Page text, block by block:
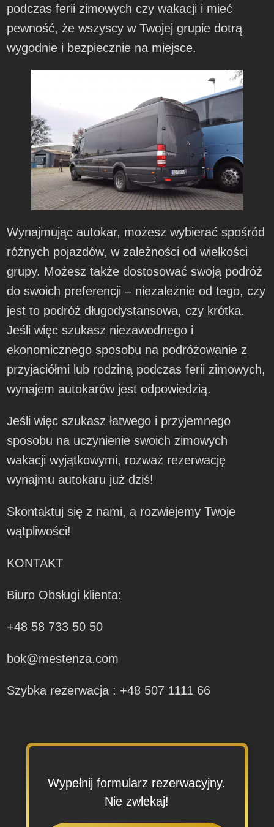
podczas ferii zimowych czy wakacji i mieć
pewność, że wszyscy w Twojej grupie dotrą
wygodnie i bezpiecznie na miejsce.
Wynajmując autokar, możesz wybierać spośród
różnych pojazdów, w zależności od wielkości
grupy. Możesz także dostosować swoją podróż
do swoich preferencji – niezależnie od tego, czy
jest to podróż długodystansowa, czy krótka.
Jeśli więc szukasz niezawodnego i
ekonomicznego sposobu na podróżowanie z
przyjaciółmi lub rodziną podczas ferii zimowych,
wynajem autokarów jest odpowiedzią.
Jeśli więc szukasz łatwego i przyjemnego
sposobu na uczynienie swoich zimowych
wakacji wyjątkowymi, rozważ rezerwację
wynajmu autokaru już dziś!
Skontaktuj się z nami, a rozwiejemy Twoje
wątpliwości!
KONTAKT
Biuro Obsługi klienta:
+48 58 733 50 50
bok@mestenza.com
Szybka rezerwacja : +48 507 1111 66
Wypełnij formularz rezerwacyjny.
Nie zwlekaj!